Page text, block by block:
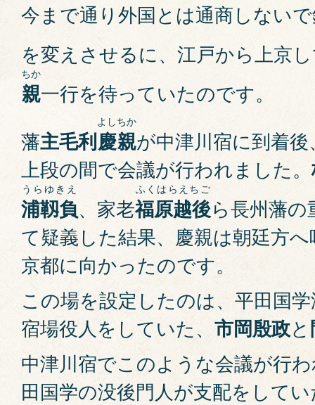
今まで通り外国とは通商しない
を変えさせるに、江戸から上京
親
ちか
一行を待っていたのです。
藩主毛利慶
よし
親
ちか
が中津川宿に到着後
上段の間で会議が行われました。
浦靱負
うらゆきえ
、家老福原越後
ふくはらえちご
ら長州藩
て疑義した結果、慶親は朝廷方
京都に向かったのです。
この場を設定したのは、平田国
宿場役人をしていた、 市岡殷政と
中津川宿でこのような会議が行
田国学の没後門人が支配をして